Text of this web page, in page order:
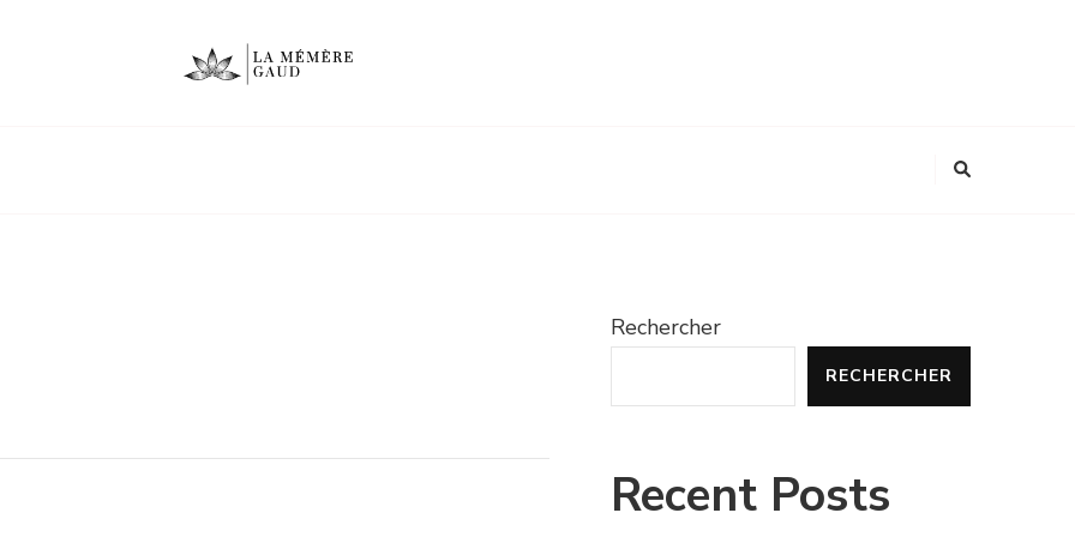
Rechercher
RECHERCHER
Recent Posts